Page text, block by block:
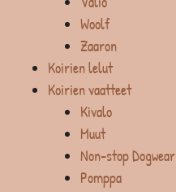
Woolf
Zaaron
Koirien lelut
Koirien vaatteet
Kivalo
Muut
Non-stop Dogwear
Pomppa